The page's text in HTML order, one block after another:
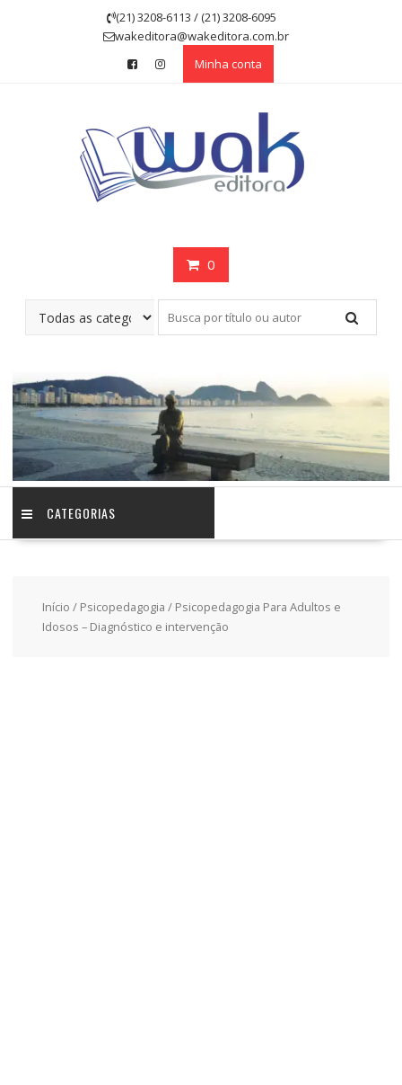
(21) 3208-6113 / (21) 3208-6095
wakeditora@wakeditora.com.br
Minha conta
0
CATEGORIAS
Início / Psicopedagogia / Psicopedagogia Para Adultos e
Idosos – Diagnóstico e intervenção